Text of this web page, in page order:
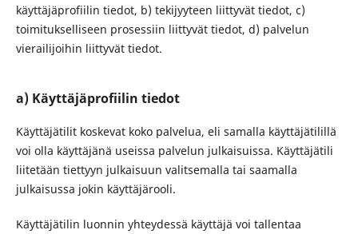
käyttäjäprofiilin tiedot, b) tekijyyteen liittyvät tiedot, c)
toimitukselliseen prosessiin liittyvät tiedot, d) palvelun
vierailijoihin liittyvät tiedot.
a) Käyttäjäprofiilin tiedot
Käyttäjätilit koskevat koko palvelua, eli samalla käyttäjätilillä
voi olla käyttäjänä useissa palvelun julkaisuissa. Käyttäjätili
liitetään tiettyyn julkaisuun valitsemalla tai saamalla
julkaisussa jokin käyttäjärooli.
Käyttäjätilin luonnin yhteydessä käyttäjä voi tallentaa